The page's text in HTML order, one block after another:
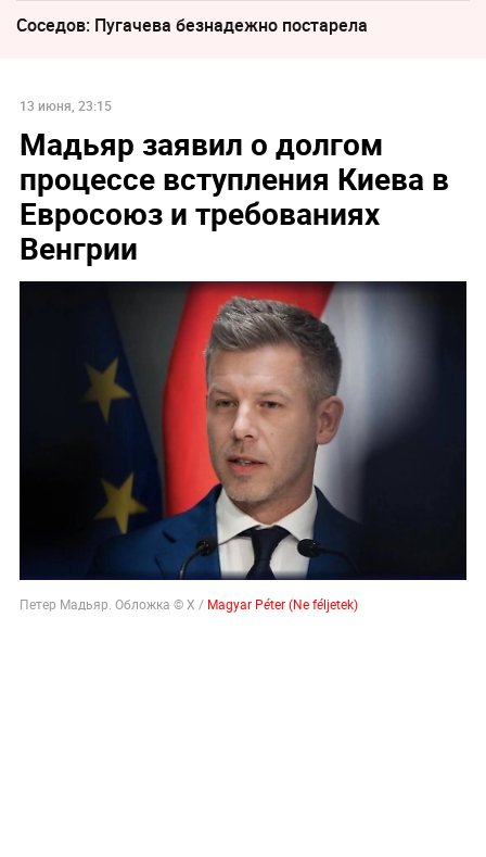
Соседов: Пугачева безнадежно постарела
13 июня, 23:15
Мадьяр заявил о долгом
процессе вступления Киева в
Евросоюз и требованиях
Венгрии
Петер Мадьяр. Обложка © X / Magyar Péter (Ne féljetek)